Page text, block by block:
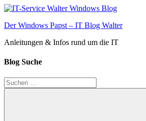
Zum
springen
Der Windows Papst – IT Blog Walter
Anleitungen & Infos rund um die IT
Blog Suche
Suchen
nach: